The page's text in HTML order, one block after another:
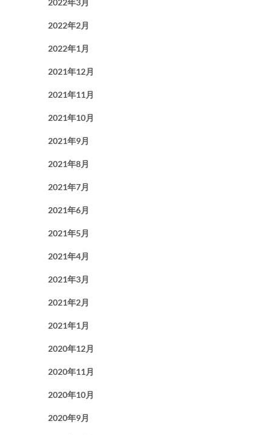
2022年3月
2022年2月
2022年1月
2021年12月
2021年11月
2021年10月
2021年9月
2021年8月
2021年7月
2021年6月
2021年5月
2021年4月
2021年3月
2021年2月
2021年1月
2020年12月
2020年11月
2020年10月
2020年9月